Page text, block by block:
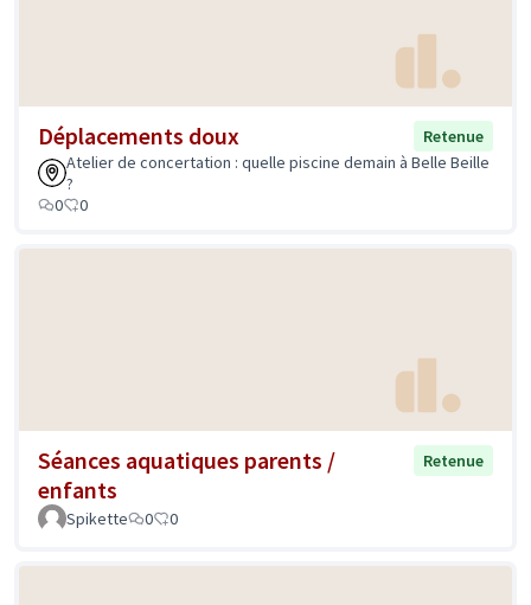
Déplacements doux
Retenue
Atelier de concertation : quelle piscine demain à Belle Beille
?
0
0
Séances aquatiques parents /
enfants
Retenue
Spikette 0 0